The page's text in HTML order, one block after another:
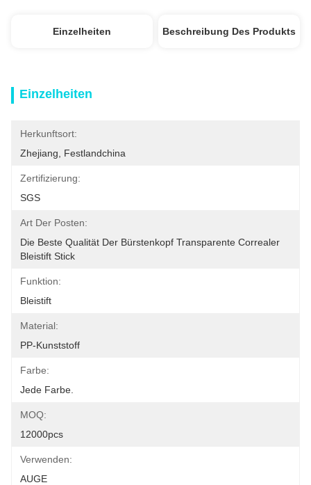
Einzelheiten Beschreibung Des Produkts
Einzelheiten
Herkunftsort:
Zhejiang, Festlandchina
Zertifizierung:
SGS
Art Der Posten:
Die Beste Qualität Der Bürstenkopf Transparente Correaler
Bleistift Stick
Funktion:
Bleistift
Material:
PP-Kunststoff
Farbe:
Jede Farbe.
MOQ:
12000pcs
Verwenden:
AUGE